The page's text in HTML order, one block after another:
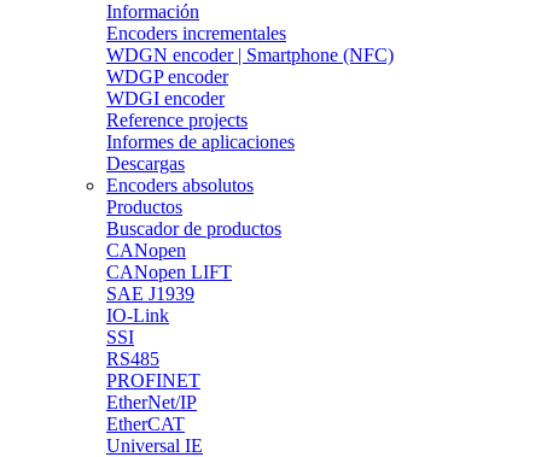
Información
Encoders incrementales
WDGN encoder | Smartphone (NFC)
WDGP encoder
WDGI encoder
Reference projects
Informes de aplicaciones
Descargas
Encoders absolutos
Productos
Buscador de productos
CANopen
CANopen LIFT
SAE J1939
IO-Link
SSI
RS485
PROFINET
EtherNet/IP
EtherCAT
Universal IE